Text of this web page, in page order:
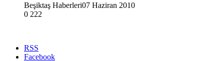
Beşiktaş Haberleri07 Haziran 2010
0 222
RSS
Facebook